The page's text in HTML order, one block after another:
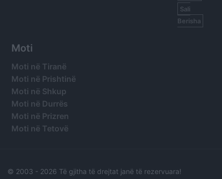
Sali
Berisha
Moti
Moti në Tiranë
Moti në Prishtinë
Moti në Shkup
Moti në Durrës
Moti në Prizren
Moti në Tetovë
© 2003 - 2026 Të gjitha të drejtat janë të rezervuara!